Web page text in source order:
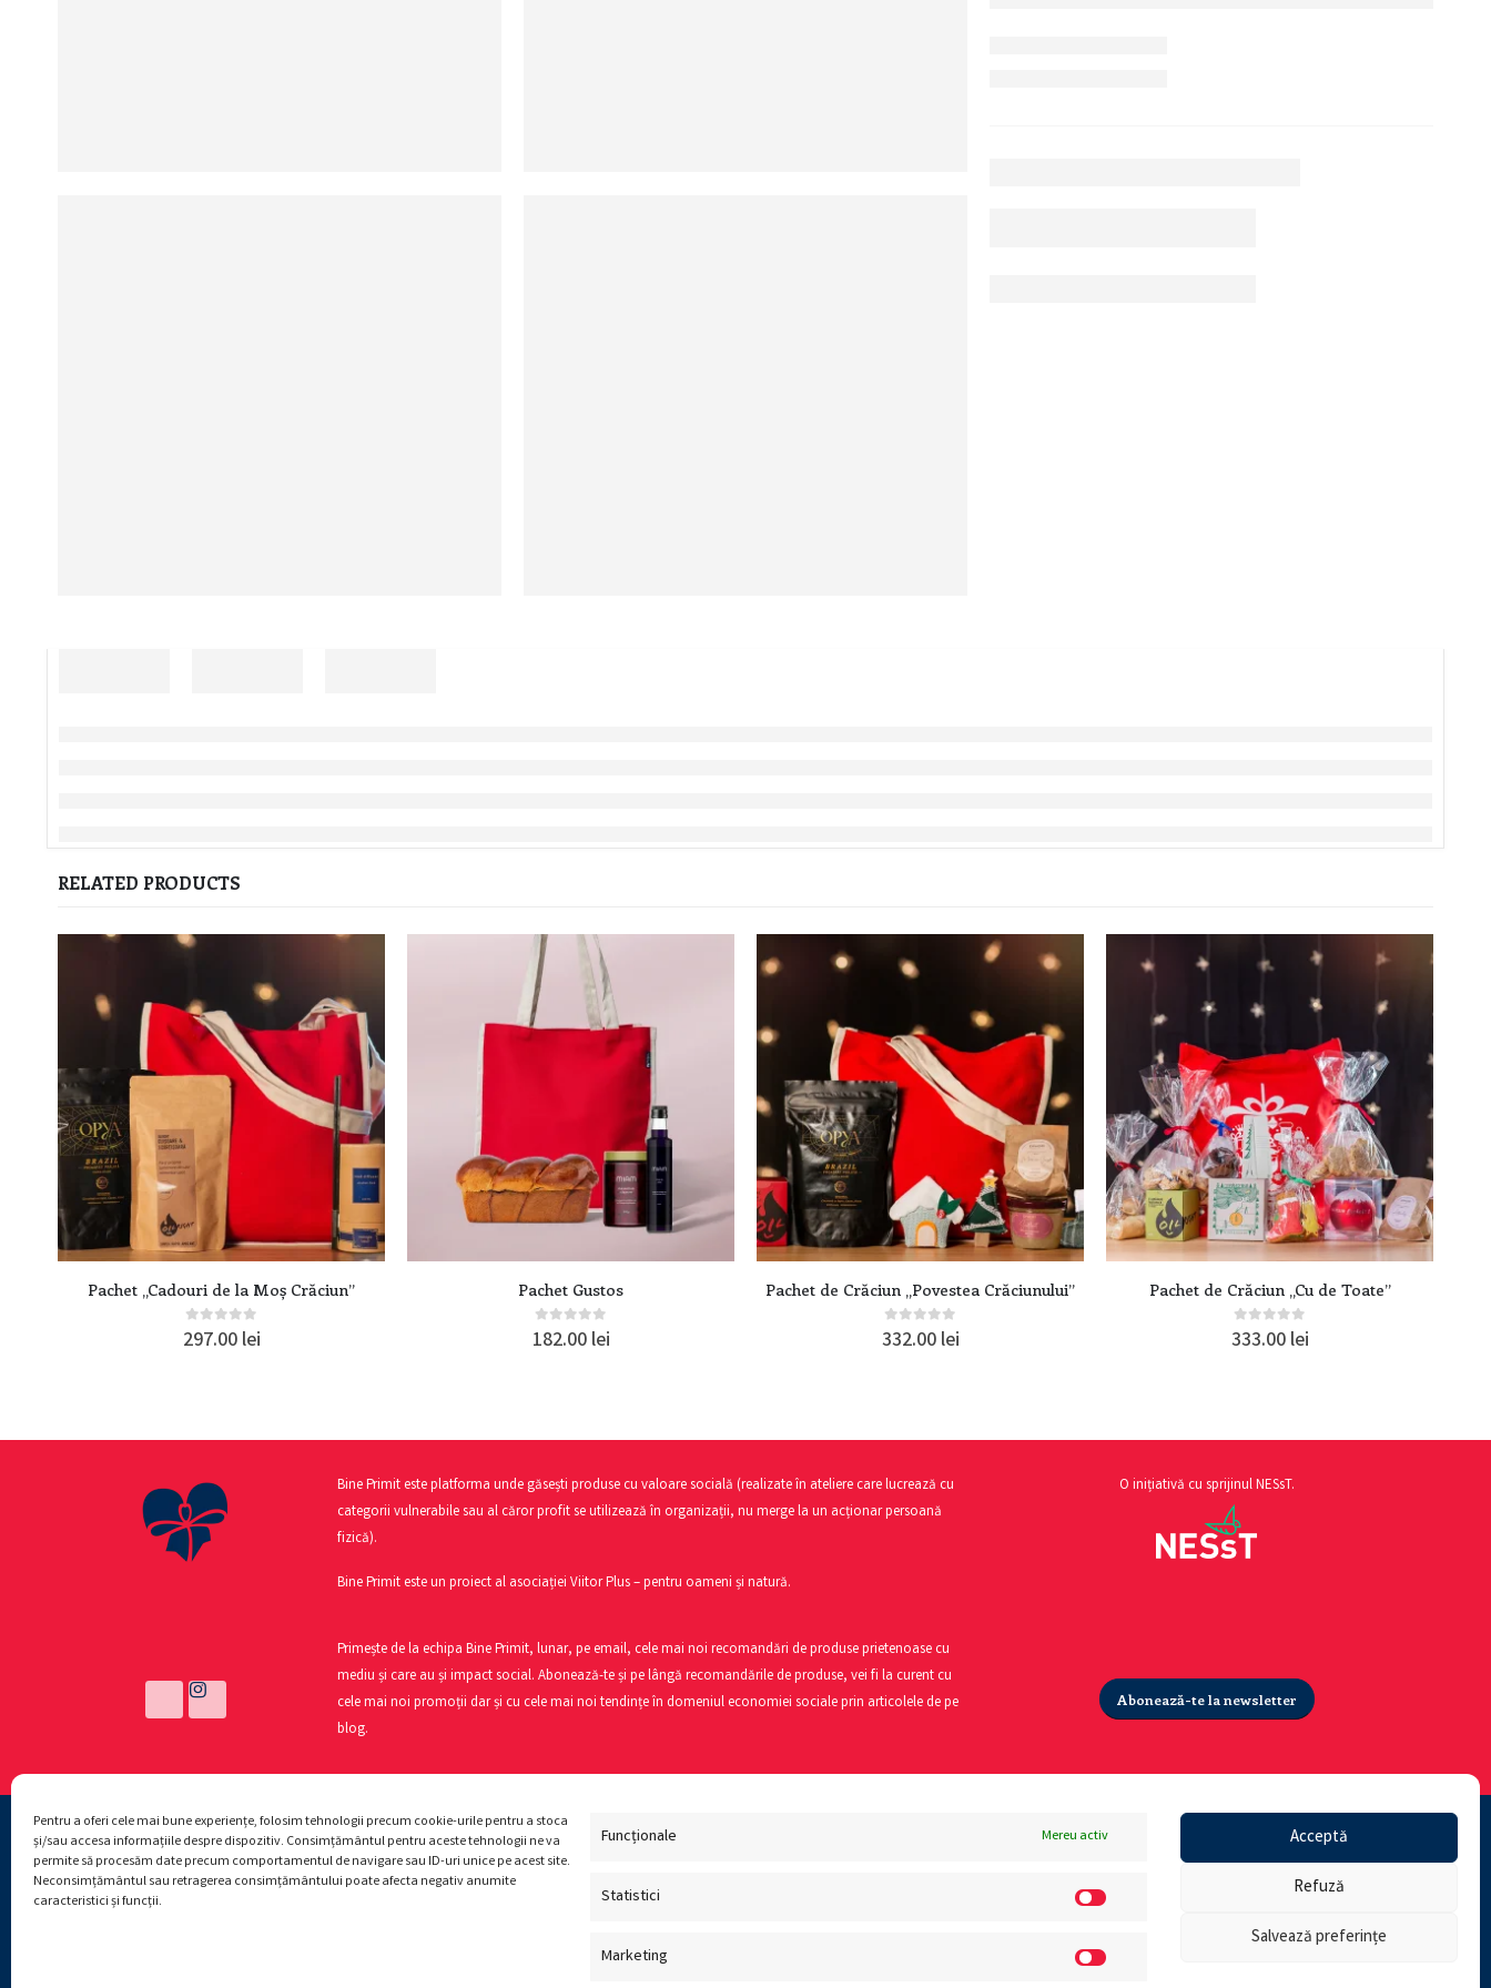
Pentru a oferi cele mai bune experiențe, folosim tehnologii precum cookie-urile pentru a stoca
și/sau accesa informațiile despre dispozitiv. Consimțământul pentru aceste tehnologii ne va
permite să procesăm date precum comportamentul de navigare sau ID-uri unice pe acest site.
Neconsimțământul sau retragerea consimțământului poate afecta negativ anumite
caracteristici și funcții.
Funcționale Mereu activ
Statistici
Marketing
Acceptă
Refuză
Salvează preferințe
RELATED PRODUCTS
Pachet „Cadouri de la Moș Crăciun”
0out of 5
297.00lei
Pachet Gustos
0 out of 5
182.00lei
Pachet de Crăciun „Povestea Crăciunului”
0out of 5
332.00lei
Pachet de Crăciun „Cu de Toate”
0out of 5
333.00lei
Bine Primit este platforma unde găsești produse cu valoare socială (realizate în ateliere care lucrează cu
categorii vulnerabile sau al căror profit se utilizează în organizații, nu merge la un acționar persoană
fizică).
Bine Primit este un proiect al asociației Viitor Plus – pentru oameni și natură.
O inițiativă cu sprijinul NESsT.
Primește de la echipa Bine Primit, lunar, pe email, cele mai noi recomandări de produse prietenoase cu
mediu și care au și impact social. Abonează-te și pe lângă recomandările de produse, vei fi la curent cu
cele mai noi promoții dar și cu cele mai noi tendințe în domeniul economiei sociale prin articolele de pe
blog.
Abonează-te la newsletter